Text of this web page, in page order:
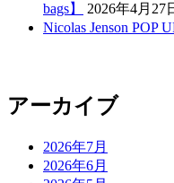
bags】
2026年4月27
Nicolas Jenson POP
アーカイブ
2026年7月
2026年6月